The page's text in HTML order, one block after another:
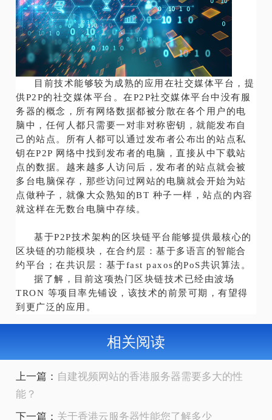
目前技术能够较为成熟的应用在社交媒体平台，提
供P2P的社交媒体平台。在P2P社交媒体平台中没有服
务器的概念，所有网络数据都被分散在各个用户的电
脑中，任何人都只需要一对非对称密钥，就能发布自
己的站点。所有人都可以通过发布者公布出的站点私
钥在P2P 网络中找到发布者的电脑，直接从中下载站
点的数据。越来越多人访问后，发布者的站点就会被
多台电脑保存，那些访问过网站的电脑就会开始为站
点做种子，就像大众熟知的BT 种子一样，站点的内容
就这样在无数台电脑中存续。
基于P2P技术架构的区块链平台能够提供最核心的
区块链的功能模块，在合约层：基于多语言的智能合
约平台；在共识层：基于fast paxos的PoS共识算法。
据了解，目前这项热门区块链技术已经由波场
TRON 等项目率先铺设，该技术的前景可期，有望得
到更广泛的应用。
相关阅读
上一篇： 自建视频网站的香港服务器需要多大的性
能？
下一篇： 关于香港云服务器性能您了解多少